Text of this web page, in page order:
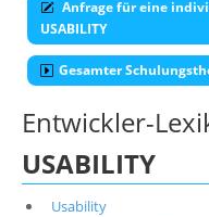
Anfrage für eine
USABILITY
Gesamter
Entwickler-
USABILITY
Usability